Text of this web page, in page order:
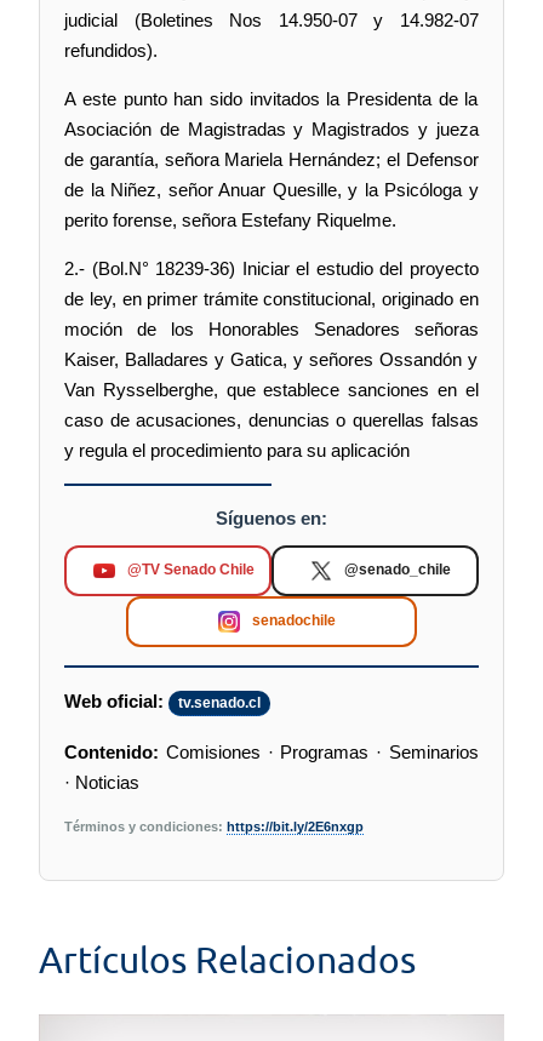
judicial (Boletines Nos 14.950-07 y 14.982-07
refundidos).
A este punto han sido invitados la Presidenta de la
Asociación de Magistradas y Magistrados y jueza
de garantía, señora Mariela Hernández; el Defensor
de la Niñez, señor Anuar Quesille, y la Psicóloga y
perito forense, señora Estefany Riquelme.
2.- (Bol.N° 18239-36) Iniciar el estudio del proyecto
de ley, en primer trámite constitucional, originado en
moción de los Honorables Senadores señoras
Kaiser, Balladares y Gatica, y señores Ossandón y
Van Rysselberghe, que establece sanciones en el
caso de acusaciones, denuncias o querellas falsas
y regula el procedimiento para su aplicación
Síguenos en:
@TV Senado Chile @senado_chile
senadochile
Web oficial: tv.senado.cl
Contenido: Comisiones · Programas · Seminarios
· Noticias
Términos y condiciones: https://bit.ly/2E6nxgp
Artículos Relacionados